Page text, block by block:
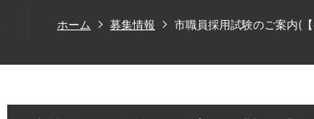
ホーム 募集情報 市職員採用試験のご案内(